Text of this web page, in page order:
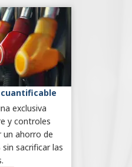
exclusiva
y controles
un ahorro de
sacrificar las